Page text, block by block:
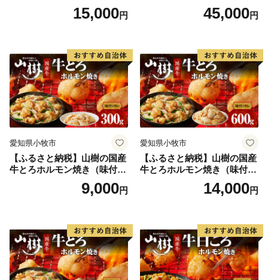
15,000円 45,000円
愛知県小牧市
【ふるさと納税】山樹の国産
牛とろホルモン焼き（味付/
9,000円
愛知県小牧市
【ふるさと納税】山樹の国産
牛とろホルモン焼き（味付/
タレ） 600g ホルモン 肉
牛肉 山樹 国産牛 とろホルモ
タレ にんにく バーベキュー
BBQ 炒め物 ホルモン丼 野菜
炒め 焼きうどん 下処理済み
愛知県 小牧市 冷凍 送料無料
14,000円